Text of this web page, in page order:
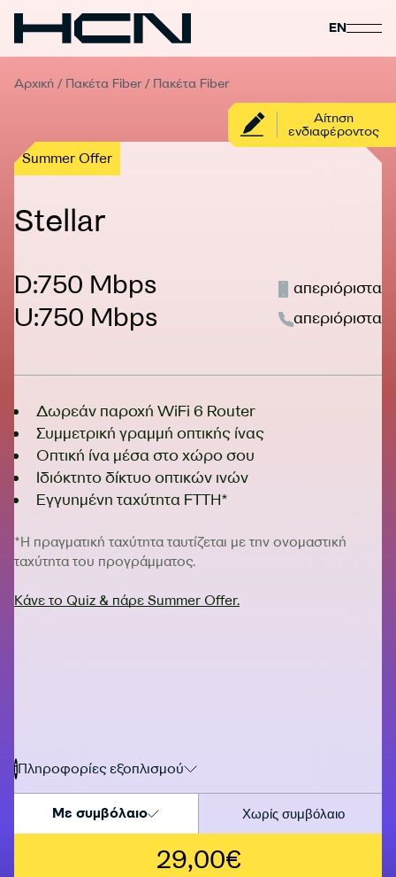
EN
Αίτηση
ενδιαφέροντος
Αρχική / Πακέτα Fiber/ Πακέτα Fiber
Summer Offer
Stellar
D:750 Mbps
U:750 Mbps
απεριόριστα
απεριόριστα
Δωρεάν παροχή WiFi 6 Router
Συμμετρική γραμμή οπτικής ίνας
Οπτική ίνα μέσα στο χώρο σου
Ιδιόκτητο δίκτυο οπτικών ινών
Εγγυημένη ταχύτητα FTTH*
*Η πραγματική ταχύτητα ταυτίζεται με την ονομαστική
ταχύτητα του προγράμματος.
Κάνε το Quiz & πάρε Summer Offer.
iΠληροφορίες εξοπλισμού
Με συμβόλαιο Χωρίς συμβόλαιο
29,00€